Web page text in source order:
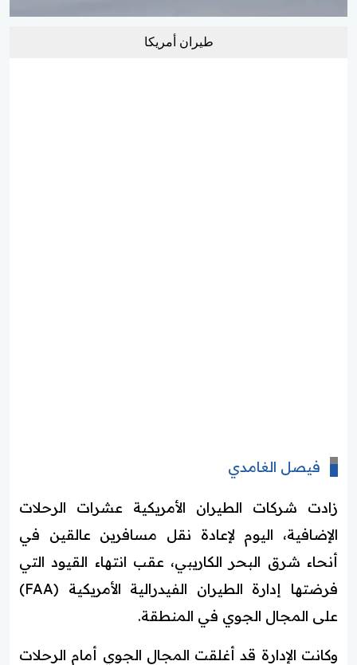
طيران أمريكا
فيصل الغامدي
زادت شركات الطيران الأمريكية عشرات الرحلات
الإضافية، اليوم لإعادة نقل مسافرين عالقين في
أنحاء شرق البحر الكاريبي، عقب انتهاء القيود التي
فرضتها إدارة الطيران الفيدرالية الأمريكية (FAA)
على المجال الجوي في المنطقة.
وكانت الإدارة قد أغلقت المجال الجوي أمام الرحلات